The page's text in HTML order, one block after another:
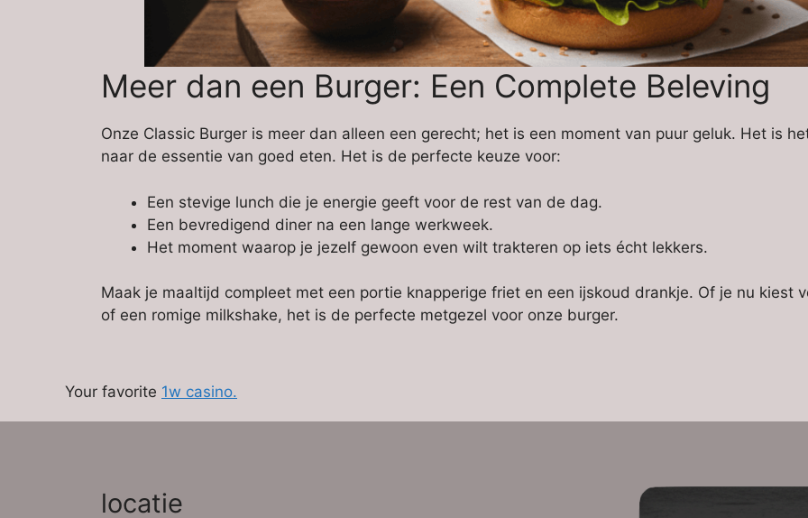
Meer dan een Burger: Een Complete Beleving
Onze Classic Burger is meer dan alleen een gerecht; het is een moment van puur geluk. Het is
naar de essentie van goed eten. Het is de perfecte keuze voor:
Een stevige lunch die je energie geeft voor de rest van de dag.
Een bevredigend diner na een lange werkweek.
Het moment waarop je jezelf gewoon even wilt trakteren op iets écht lekkers.
Maak je maaltijd compleet met een portie knapperige friet en een ijskoud drankje. Of je nu kiest
of een romige milkshake, het is de perfecte metgezel voor onze burger.
Your favorite 1w casino.
locatie